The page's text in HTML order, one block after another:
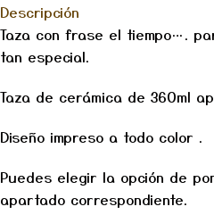
Descripción
Taza con frase el tiempo….
tan especial.
Taza de cerámica de 360ml
Diseño impreso a todo color .
Puedes elegir la opción de
apartado correspondiente.